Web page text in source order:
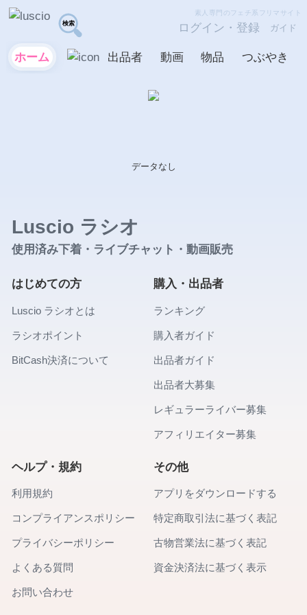
ホーム 出品者 動画 物品 つぶやき
素人専門のフェチ系フリマサイト
ログイン・登録 ガイド
データなし
Luscio ラシオ
使用済み下着・ライブチャット・動画販売
はじめての方
Luscio ラシオとは
ラシオポイント
BitCash決済について
購入・出品者
ランキング
購入者ガイド
出品者ガイド
出品者大募集
レギュラーライバー募集
アフィリエイター募集
ヘルプ・規約
利用規約
コンプライアンスポリシー
プライバシーポリシー
よくある質問
お問い合わせ
その他
アプリをダウンロードする
特定商取引法に基づく表記
古物営業法に基づく表記
資金決済法に基づく表示